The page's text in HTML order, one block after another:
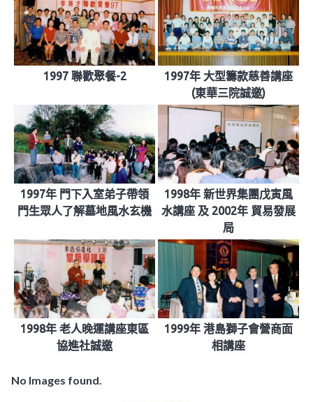
1997 聯歡聚餐-2
1997年 大型籌款慈善講座
(東華三院誠邀)
1997年 門下入室弟子帶領
門生眾人了解墓地風水玄機
1998年 新世界集團戊寅風
水講座 及 2002年 貿易發展
局
1998年 老人晚運講座東區
協進社誠邀
1999年 港島獅子會營商面
相講座
No Images found.